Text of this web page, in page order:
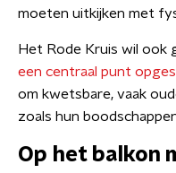
moeten uitkijken met
Het Rode Kruis wil ook
een centraal punt
om kwetsbare, vaak
zoals hun
Op het balkon